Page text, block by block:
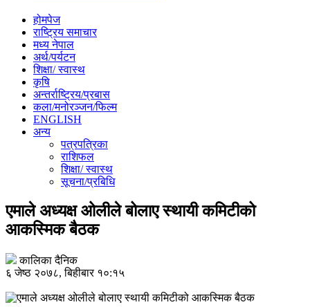
होमपेज
राष्ट्रिय समाचार
मध्य नेपाल
अर्थ/पर्यटन
शिक्षा/ स्वास्थ
कृषि
अन्तर्राष्ट्रिय/प्रबास
कला/मनोरञ्जन/फिल्म
ENGLISH
अन्य
पत्रपत्रिका
राशिफल
शिक्षा/ स्वास्थ
सूचना/प्रबिधि
एमाले अध्यक्ष ओलीले बोलाए स्थायी कमिटीको
आकस्मिक बैठक
कालिका दैनिक
६ जेष्ठ २०७८, बिहीबार १०:१५